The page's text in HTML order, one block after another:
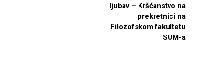
ljubav – Kršćanstvo na
prekretnici na
Filozofskom fakultetu
SUM-a